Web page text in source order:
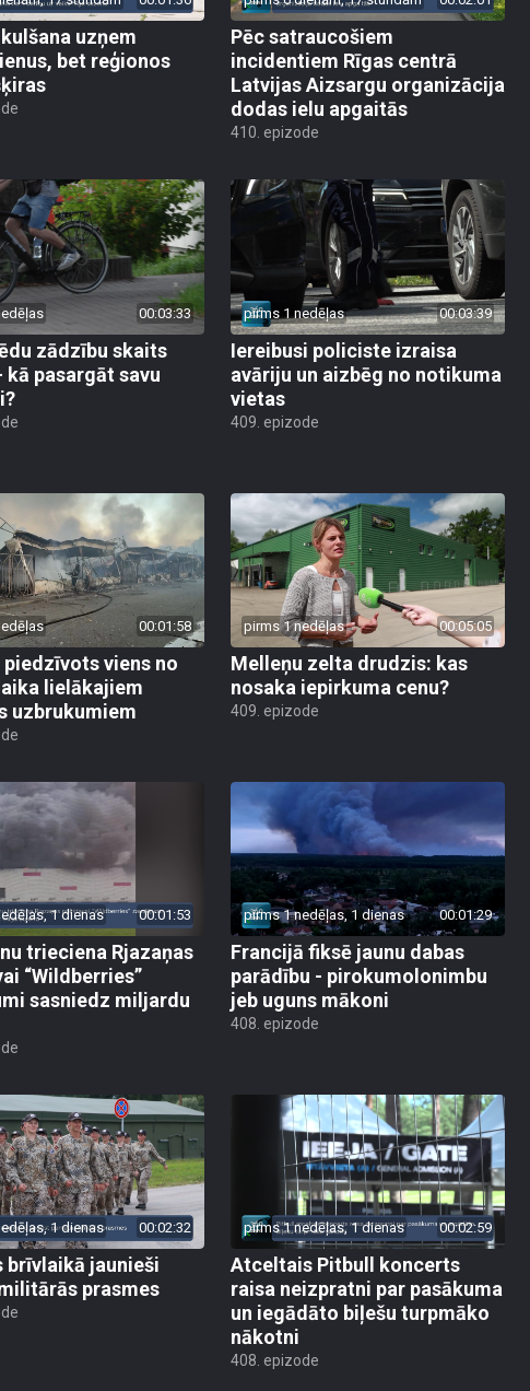
uzņem
bet reģionos
Pēc satraucošiem
incidentiem Rīgas centrā
Latvijas Aizsargu organizācija
dodas ielu apgaitās
410. epizode
00:03:33
zādzību skaits
kā pasargāt savu
pirms 1 nedēļas 00:03:39
Iereibusi policiste izraisa
avāriju un aizbēg no notikuma
vietas
409. epizode
00:01:58
piedzīvots viens no
lielākajiem
uzbrukumiem
pirms 1 nedēļas 00:05:05
Melleņu zelta drudzis: kas
nosaka iepirkuma cenu?
409. epizode
1 dienas 00:01:53
trieciena Rjazaņas
“Wildberries”
sasniedz miljardu
pirms 1 nedēļas, 1 dienas 00:01:29
Francijā fiksē jaunu dabas
parādību - pirokumolonimbu
jeb uguns mākoni
408. epizode
1 dienas 00:02:32
brīvlaikā jaunieši
prasmes
pirms 1 nedēļas, 1 dienas 00:02:59
Atceltais Pitbull koncerts
raisa neizpratni par pasākuma
un iegādāto biļešu turpmāko
nākotni
408. epizode